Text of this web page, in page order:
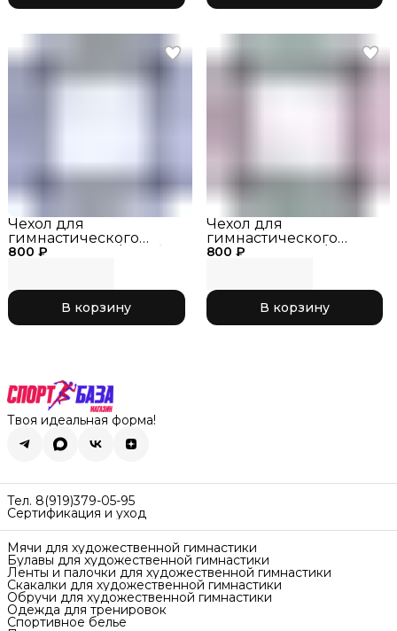
800 ₽
Чехол для
гимнастического
обруча, синий/голубой
В корзину
800 ₽
Чехол для
гимнастического
обруча черный/
В корзину
Твоя идеальная форма!
Тел. 8(919)379-05-95
Сертификация и уход
Мячи для художественной гимнастики
Булавы для художественной гимнастики
Ленты и палочки для художественной гимнастики
Скакалки для художественной гимнастики
Обручи для художественной гимнастики
Одежда для тренировок
Спортивное белье